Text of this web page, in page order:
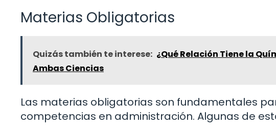
Materias Obligatorias
Quizás también te interese: ¿Qué Relación Tiene la
Ambas Ciencias
Las materias obligatorias son fundamentales
competencias en administración. Algunas de